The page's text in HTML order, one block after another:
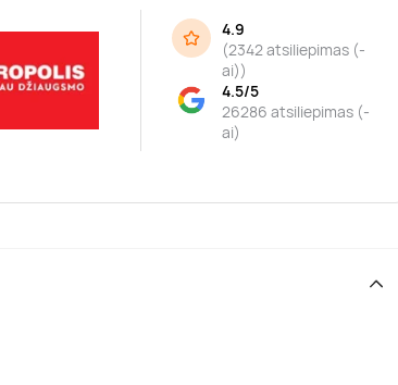
4.9
(2342 atsiliepimas (-
ai))
4.5/5
26286 atsiliepimas (-
ai)